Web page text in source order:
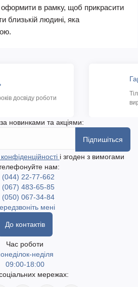
в рамку, щоб прикрасити
близькій людині, яка
досвіду роботи
новинками та акціями:
Підпишіться
і згоден з вимогами
нам:
(044) 22-77-662
(067) 483-65-85
(050) 067-34-84
мені
До контактів
Час роботи
неділя
09:00-18:00
мережах: